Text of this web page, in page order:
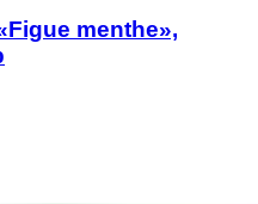
menthe»,